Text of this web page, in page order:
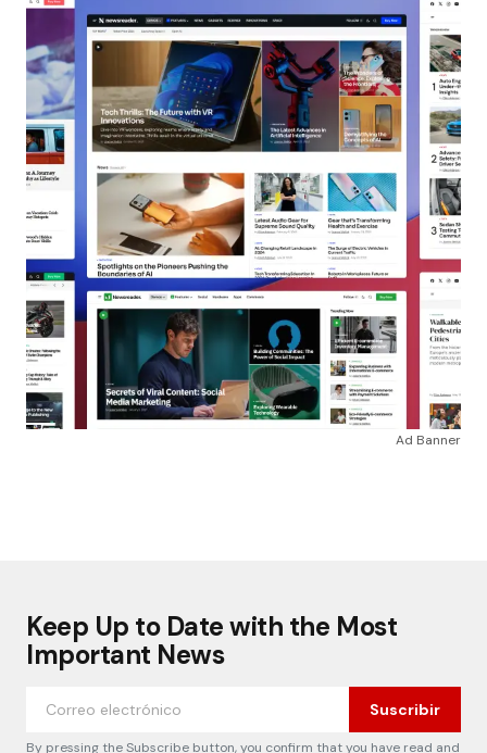
Ad Banner
Keep Up to Date with the Most
Important News
Suscribir
By pressing the Subscribe button, you confirm that you have read and